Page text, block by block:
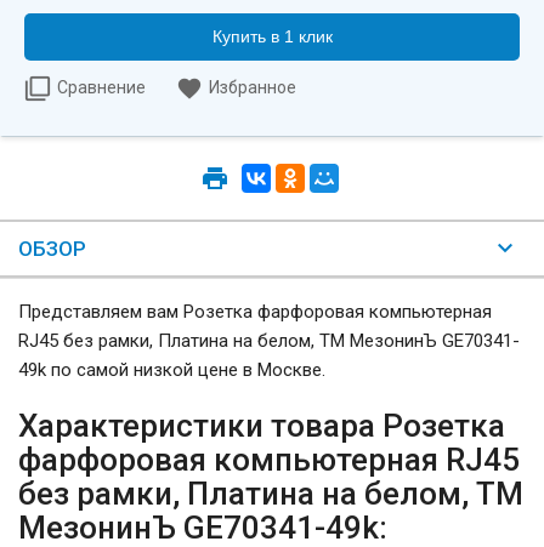
Купить в 1 клик
Сравнение Избранное
ОБЗОР
Представляем вам Розетка фарфоровая компьютерная
RJ45 без рамки, Платина на белом, ТМ МезонинЪ GE70341-
49k по самой низкой цене в Москве.
Характеристики товара Розетка
фарфоровая компьютерная RJ45
без рамки, Платина на белом, ТМ
МезонинЪ GE70341-49k: